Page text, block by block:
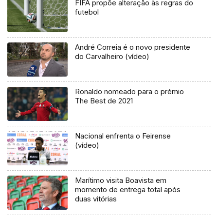
FIFA propõe alteração às regras do
futebol
André Correia é o novo presidente
do Carvalheiro (vídeo)
Ronaldo nomeado para o prémio
The Best de 2021
Nacional enfrenta o Feirense
(vídeo)
Marítimo visita Boavista em
momento de entrega total após
duas vitórias